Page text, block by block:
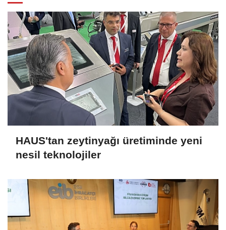
HAUS'tan zeytinyağı üretiminde yeni
nesil teknolojiler